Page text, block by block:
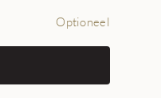
Optioneel